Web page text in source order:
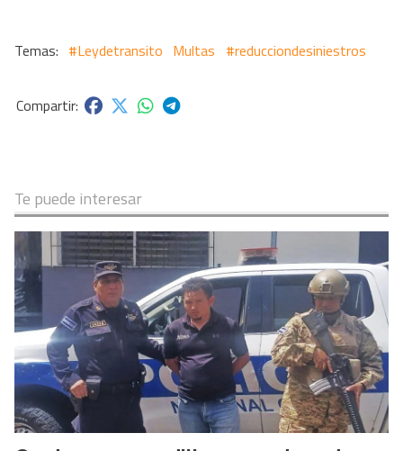
#Leydetransito Multas #reducciondesiniestros
Te puede interesar